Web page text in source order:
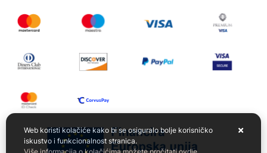
Web koristi kolačiće kako bi se osiguralo bolje korisničko
iskustvo i funkcionalnost stranica.